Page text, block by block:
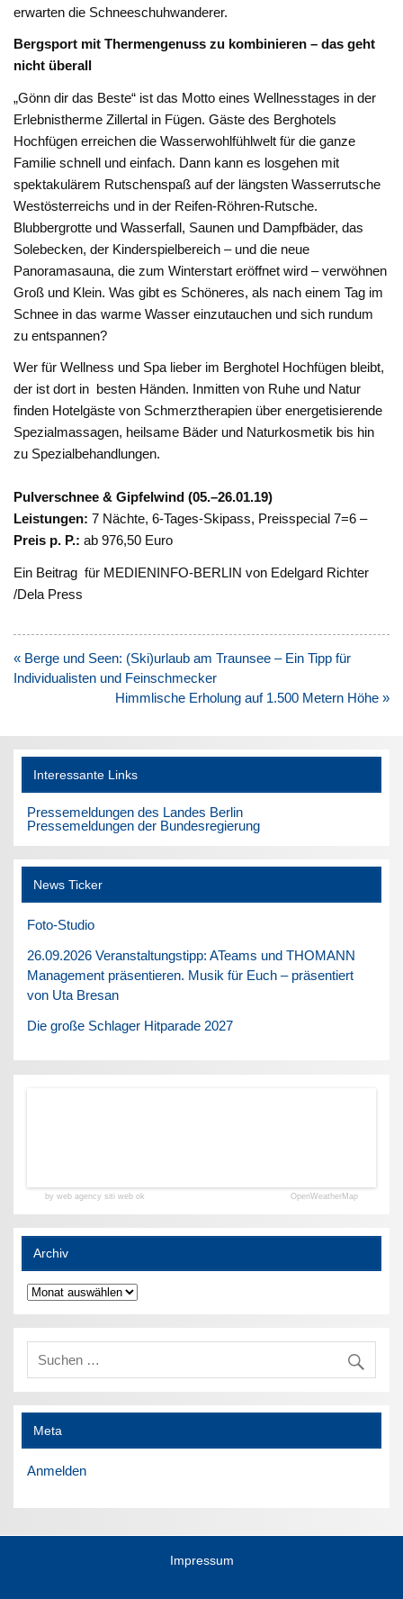
erwarten die Schneeschuhwanderer.
Bergsport mit Thermengenuss zu kombinieren – das geht
nicht überall
„Gönn dir das Beste“ ist das Motto eines Wellnesstages in der
Erlebnistherme Zillertal in Fügen. Gäste des Berghotels
Hochfügen erreichen die Wasserwohlfühlwelt für die ganze
Familie schnell und einfach. Dann kann es losgehen mit
spektakulärem Rutschenspaß auf der längsten Wasserrutsche
Westösterreichs und in der Reifen-Röhren-Rutsche.
Blubbergrotte und Wasserfall, Saunen und Dampfbäder, das
Solebecken, der Kinderspielbereich – und die neue
Panoramasauna, die zum Winterstart eröffnet wird – verwöhnen
Groß und Klein. Was gibt es Schöneres, als nach einem Tag im
Schnee in das warme Wasser einzutauchen und sich rundum
zu entspannen?
Wer für Wellness und Spa lieber im Berghotel Hochfügen bleibt,
der ist dort in besten Händen. Inmitten von Ruhe und Natur
finden Hotelgäste von Schmerztherapien über energetisierende
Spezialmassagen, heilsame Bäder und Naturkosmetik bis hin
zu Spezialbehandlungen.
Pulverschnee & Gipfelwind (05.–26.01.19)
Leistungen:7 Nächte, 6-Tages-Skipass, Preisspecial 7=6 –
Preis p. P.:ab 976,50 Euro
Ein Beitrag für MEDIENINFO-BERLIN von Edelgard Richter
/Dela Press
Beitragsnavigation
« Berge und Seen: (Ski)urlaub am Traunsee – Ein Tipp für
Individualisten und Feinschmecker
Himmlische Erholung auf 1.500 Metern Höhe »
Interessante Links
Pressemeldungen des Landes Berlin
Pressemeldungen der Bundesregierung
News Ticker
Foto-Studio
26.09.2026 Veranstaltungstipp: ATeams und THOMANN
Management präsentieren. Musik für Euch – präsentiert
von Uta Bresan
Die große Schlager Hitparade 2027
by web agency siti web ok OpenWeatherMap
Archiv
Archiv
Meta
Anmelden
Impressum